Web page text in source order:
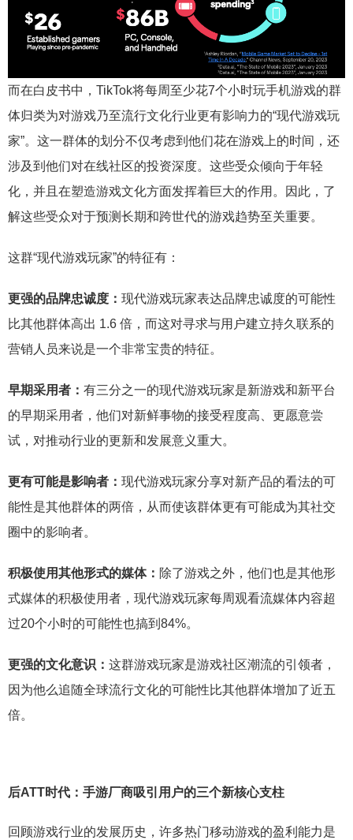
而在白皮书中，TikTok将每周至少花7个小时玩手机游戏的群
体归类为对游戏乃至流行文化行业更有影响力的“现代游戏玩
家”。这一群体的划分不仅考虑到他们花在游戏上的时间，还
涉及到他们对在线社区的投资深度。这些受众倾向于年轻
化，并且在塑造游戏文化方面发挥着巨大的作用。因此，了
解这些受众对于预测长期和跨世代的游戏趋势至关重要。
这群“现代游戏玩家”的特征有：
更强的品牌忠诚度： 现代游戏玩家表达品牌忠诚度的可能性
比其他群体高出 1.6 倍，而这对寻求与用户建立持久联系的
营销人员来说是一个非常宝贵的特征。
早期采用者： 有三分之一的现代游戏玩家是新游戏和新平台
的早期采用者，他们对新鲜事物的接受程度高、更愿意尝
试，对推动行业的更新和发展意义重大。
更有可能是影响者： 现代游戏玩家分享对新产品的看法的可
能性是其他群体的两倍，从而使该群体更有可能成为其社交
圈中的影响者。
积极使用其他形式的媒体： 除了游戏之外，他们也是其他形
式媒体的积极使用者，现代游戏玩家每周观看流媒体内容超
过20个小时的可能性也搞到84%。
更强的文化意识： 这群游戏玩家是游戏社区潮流的引领者，
因为他么追随全球流行文化的可能性比其他群体增加了近五
倍。
后ATT时代：手游厂商吸引用户的三个新核心支柱
回顾游戏行业的发展历史，许多热门移动游戏的盈利能力是